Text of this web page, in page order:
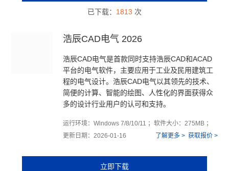
已下载： 1813 次
浩辰CAD电气 2026
浩辰CAD电气是首款同时支持浩辰CAD和ACAD
平台的电气软件，主要应用于工业及民用建筑工
程的电气设计。浩辰CAD电气以其领先的技术、
简便的计算、智能的绘图、人性化的界面获得众
多的设计行业用户的认可和支持。
运行环境：Windows 7/8/10/11 ；软件大小：275MB ；
更新日期：2026-01-16
获取报价 >
了解更多 >
立即下载